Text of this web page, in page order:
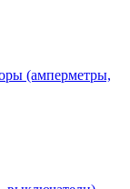
(амперметры,